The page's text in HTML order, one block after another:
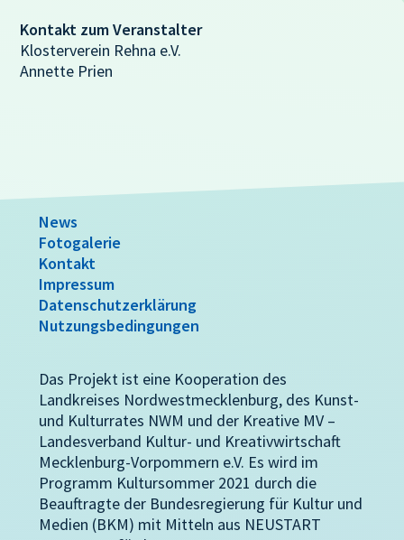
Kontakt zum Veranstalter
Klosterverein Rehna e.V.
Annette Prien
News
Fotogalerie
Kontakt
Impressum
Datenschutzerklärung
Nutzungsbedingungen
Das Projekt ist eine Kooperation des
Landkreises Nordwestmecklenburg, des Kunst-
und Kulturrates NWM und der Kreative MV –
Landesverband Kultur- und Kreativwirtschaft
Mecklenburg-Vorpommern e.V. Es wird im
Programm Kultursommer 2021 durch die
Beauftragte der Bundesregierung für Kultur und
Medien (BKM) mit Mitteln aus NEUSTART